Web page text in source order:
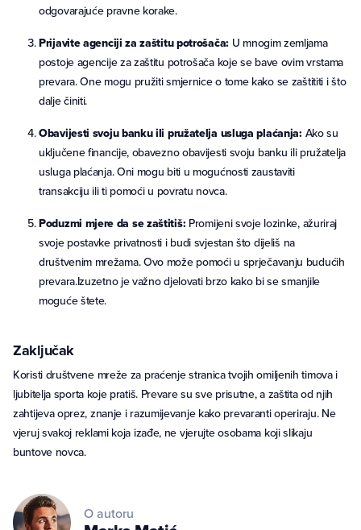
odgovarajuće pravne korake.
Prijavite agenciji za zaštitu potrošača: U mnogim zemljama
postoje agencije za zaštitu potrošača koje se bave ovim vrstama
prevara. One mogu pružiti smjernice o tome kako se zaštititi i što
dalje činiti.
Obavijesti svoju banku ili pružatelja usluga plaćanja: Ako su
uključene financije, obavezno obavijesti svoju banku ili pružatelja
usluga plaćanja. Oni mogu biti u mogućnosti zaustaviti
transakciju ili ti pomoći u povratu novca.
Poduzmi mjere da se zaštitiš: Promijeni svoje lozinke, ažuriraj
svoje postavke privatnosti i budi svjestan što dijeliš na
društvenim mrežama. Ovo može pomoći u sprječavanju budućih
prevara.Izuzetno je važno djelovati brzo kako bi se smanjile
moguće štete.
Zaključak
Koristi društvene mreže za praćenje stranica tvojih omiljenih timova i
ljubitelja sporta koje pratiš. Prevare su sve prisutne, a zaštita od njih
zahtijeva oprez, znanje i razumijevanje kako prevaranti operiraju. Ne
vjeruj svakoj reklami koja izađe, ne vjerujte osobama koji slikaju
buntove novca.
O autoru